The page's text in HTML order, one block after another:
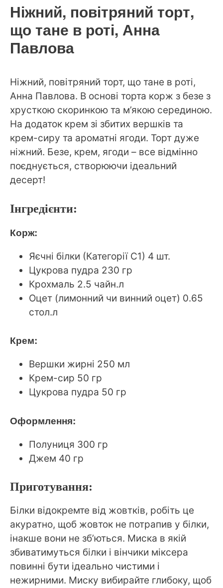
Ніжний, повітряний торт,
що тане в роті, Анна
Павлова
Ніжний, повітряний торт, що тане в роті,
Анна Павлова. В основі торта корж з безе з
хрусткою скоринкою та м’якою серединою.
На додаток крем зі збитих вершків та
крем-сиру та ароматні ягоди. Торт дуже
ніжний. Безе, крем, ягоди – все відмінно
поєднується, створюючи ідеальний
десерт!
Інгредієнти:
Корж:
Яєчні білки (Категорії С1) 4 шт.
Цукрова пудра 230 гр
Крохмаль 2.5 чайн.л
Оцет (лимонний чи винний оцет) 0.65
стол.л
Крем:
Вершки жирні 250 мл
Крем-сир 50 гр
Цукрова пудра 50 гр
Оформлення:
Полуниця 300 гр
Джем 40 гр
Приготування:
Білки відокремте від жовтків, робіть це
акуратно, щоб жовток не потрапив у білки,
інакше вони не зб’ються. Миска в якій
збиватимуться білки і вінчики міксера
повинні бути ідеально чистими і
нежирними. Миску вибирайте глибоку, щоб